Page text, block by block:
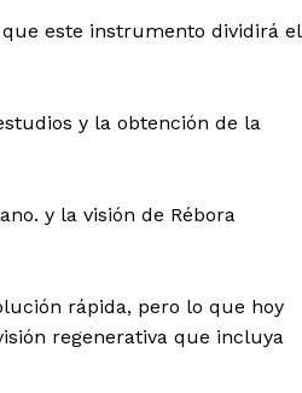
este instrumento dividirá el
y la obtención de la
y la visión de Rébora
rápida, pero lo que hoy
regenerativa que incluya